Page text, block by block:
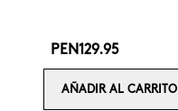
PEN129.95
AÑADIR AL CARRITO